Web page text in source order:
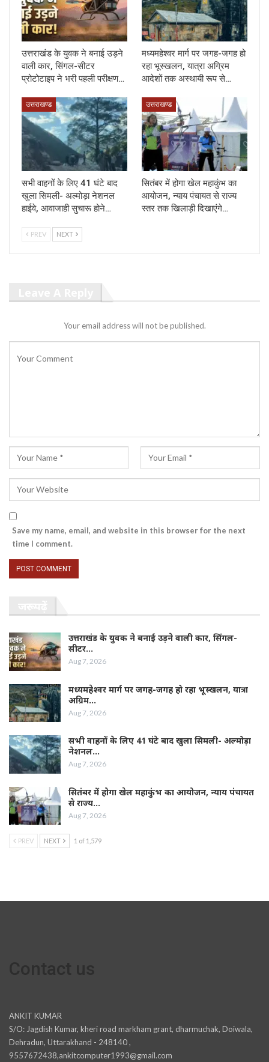
उत्तराखंड के युवक ने बनाई उड़ने
वाली कार, सिंगल-सीटर
प्रोटोटाइप ने भरी पहली परीक्षण…
मध्यमहेश्वर मार्ग पर जगह-जगह हो
रहा भूस्खलन, यात्रा अग्रिम
आदेशों तक अस्थायी रूप से…
उत्तराखण्ड
सभी वाहनों के लिए 41 घंटे बाद
खुला सिमली- अल्मोड़ा नेशनल
हाईवे, आवाजाही सुचारू होने…
उत्तराखण्ड
सितंबर में होगा खेल महाकुंभ का
आयोजन, न्याय पंचायत से राज्य
स्तर तक खिलाड़ी दिखाएंगे…
PREV NEXT
Your email address will not be published.
Save my name, email, and website in this browser for the next
time I comment.
उत्तराखंड के युवक ने बनाई उड़ने वाली कार, सिंगल-
सीटर…
Aug 7, 2026
मध्यमहेश्वर मार्ग पर जगह-जगह हो रहा भूस्खलन, यात्रा
अग्रिम…
Aug 7, 2026
सभी वाहनों के लिए 41 घंटे बाद खुला सिमली- अल्मोड़ा
नेशनल…
Aug 7, 2026
सितंबर में होगा खेल महाकुंभ का आयोजन, न्याय पंचायत
से राज्य…
Aug 7, 2026
PREV NEXT 1 of 1,579
ANKIT KUMAR
S/O: Jagdish Kumar, kheri road markham grant, dharmuchak, Doiwala,
Dehradun, Uttarakhand - 248140 ,
9557672438,ankitcomputer1993@gmail.com